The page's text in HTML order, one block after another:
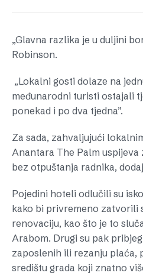
„Glavna razlika je u duljini
Robinson.
„Lokalni gosti dolaze na
međunarodni turisti ostajali
ponekad i po dva tjedna”.
Za sada, zahvaljujući
Anantara The Palm
bez otpuštanja radnika,
Pojedini hoteli odlučili su
kako bi privremeno zatvorili
renovaciju, kao što je to
Arabom. Drugi su pak
zaposlenih ili rezanju plaća,
središtu grada koji znatno